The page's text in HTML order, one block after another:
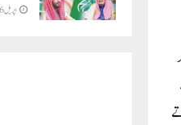
اپریل 26, 2026